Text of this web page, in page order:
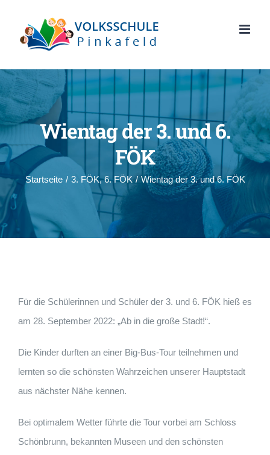
springen
Wientag der 3. und 6.
FÖK
Startseite / 3. FÖK,6. FÖK / Wientag der 3. und 6. FÖK
Für die Schülerinnen und Schüler der 3. und 6. FÖK hieß es
am 28. September 2022: „Ab in die große Stadt!“.
Die Kinder durften an einer Big-Bus-Tour teilnehmen und
lernten so die schönsten Wahrzeichen unserer Hauptstadt
aus nächster Nähe kennen.
Bei optimalem Wetter führte die Tour vorbei am Schloss
Schönbrunn, bekannten Museen und den schönsten